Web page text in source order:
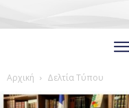
Αρχική Δελτία Τύπου